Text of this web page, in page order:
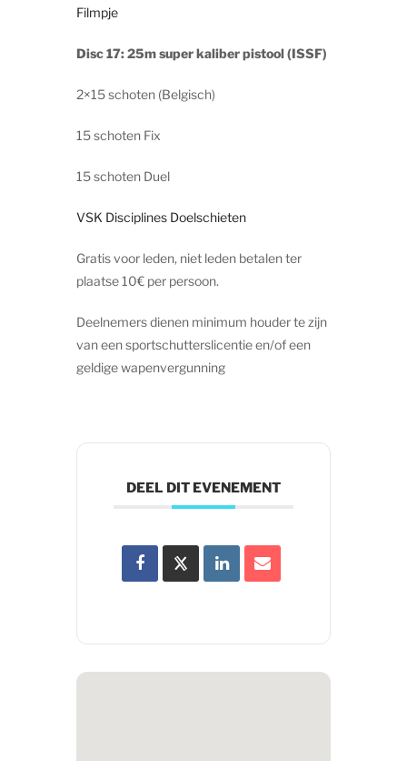
Filmpje
Disc 17: 25m super kaliber pistool (ISSF)
2×15 schoten (Belgisch)
15 schoten Fix
15 schoten Duel
VSK Disciplines Doelschieten
Gratis voor leden, niet leden betalen ter
plaatse 10€ per persoon.
Deelnemers dienen minimum houder te zijn
van een sportschutterslicentie en/of een
geldige wapenvergunning
DEEL DIT EVENEMENT